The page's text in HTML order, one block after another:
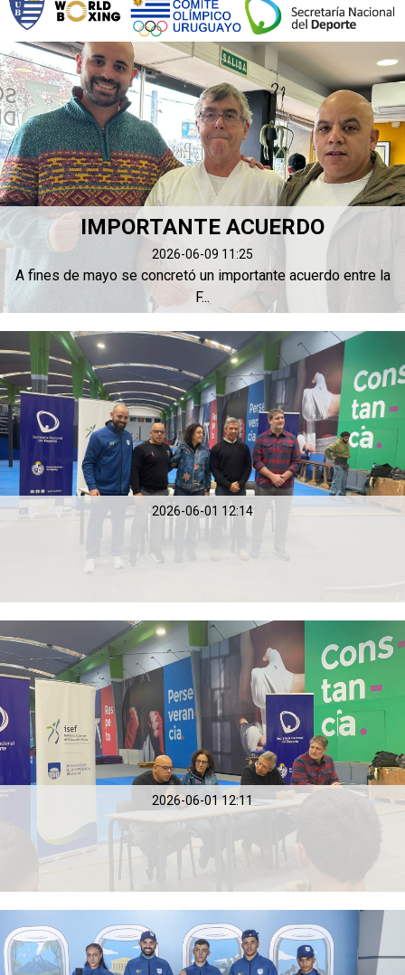
IMPORTANTE ACUERDO
2026-06-09 11:25
A fines de mayo se concretó un importante acuerdo entre la
F...
2026-06-01 12:14
2026-06-01 12:11